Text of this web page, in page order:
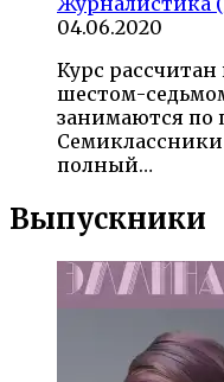
04.06.2020
Курс рассчитан
шестом-
занимаются по
полный…
Выпускники